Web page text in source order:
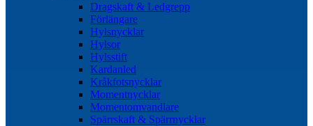
Dragskaft & Ledgrepp
Förlängare
Hylsnycklar
Hylsor
Hylsstift
Kardanled
Kråkfotsnycklar
Momentnycklar
Momentomvandlare
Spärrskaft & Spärrnycklar